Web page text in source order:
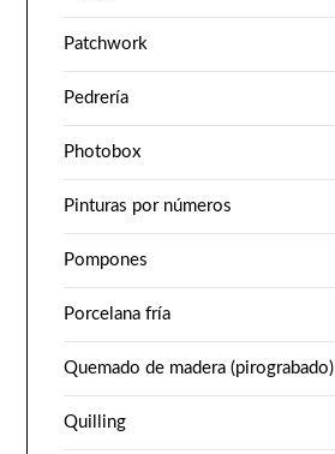
Patchwork
Pedrería
Photobox
Pinturas por números
Pompones
Porcelana fría
Quemado de madera (pirograbado)
Quilling